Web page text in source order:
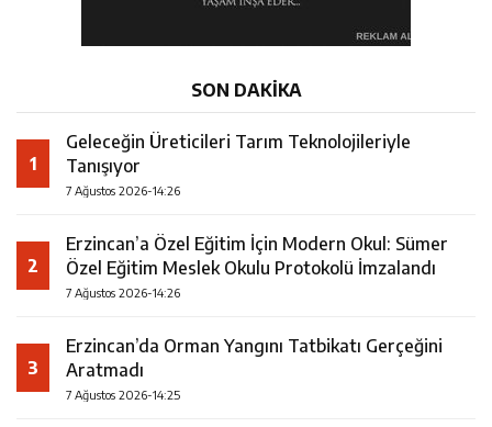
SON DAKİKA
1
Geleceğin Üreticileri Tarım Teknolojileriyle
Tanışıyor
7 Ağustos 2026-14:26
2
Erzincan’a Özel Eğitim İçin Modern Okul: Sümer
Özel Eğitim Meslek Okulu Protokolü İmzalandı
7 Ağustos 2026-14:26
3
Erzincan’da Orman Yangını Tatbikatı Gerçeğini
Aratmadı
7 Ağustos 2026-14:25